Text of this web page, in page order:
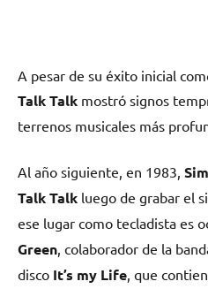
A pesar de su éxito inicial
Talk Talk mostró signos
terrenos musicales más
Al año siguiente, en 1983,
Talk Talk luego de grabar el
ese lugar como tecladista es
Green , colaborador de la
disco It’s my Life , que